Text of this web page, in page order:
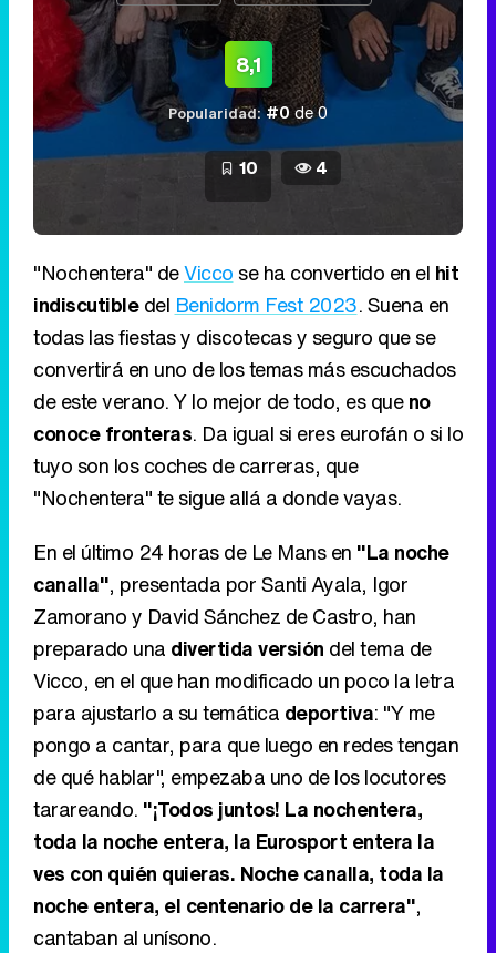
8,1
Popularidad: #0de 0
10 4
"Nochentera" deVicco se ha convertido en el hit
indiscutibledel Benidorm Fest 2023. Suena en
todas las fiestas y discotecas y seguro que se
convertirá en uno de los temas más escuchados
de este verano. Y lo mejor de todo, es queno
conoce fronteras. Da igual si eres eurofán o si lo
tuyo son los coches de carreras, que
"Nochentera" te sigue allá a donde vayas.
En el último 24 horas de Le Mans en "La noche
canalla", presentada por Santi Ayala, Igor
Zamorano y David Sánchez de Castro, han
preparado una divertida versión del tema de
Vicco, en el que han modificado un poco la letra
para ajustarlo a su temática deportiva: "Y me
pongo a cantar, para que luego en redes tengan
de qué hablar", empezaba uno de los locutores
tarareando. "¡Todos juntos! La nochentera,
toda la noche entera, la Eurosport entera la
ves con quién quieras. Noche canalla, toda la
noche entera, el centenario de la carrera",
cantaban al unísono.